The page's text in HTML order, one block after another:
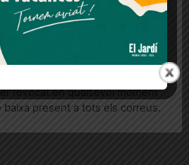
Acceptar Rebutjar tot
compte al Diari el Jardí, dona el
per rebre comunicacions
revocat en qualsevol moment
baixa present a tots els correus.